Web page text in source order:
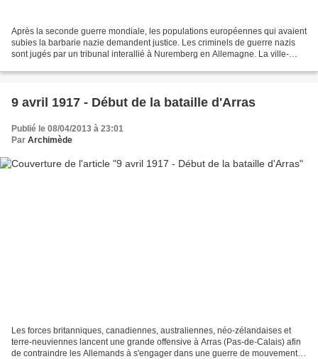
Après la seconde guerre mondiale, les populations européennes qui avaient
subies la barbarie nazie demandent justice. Les criminels de guerre nazis
sont jugés par un tribunal interallié à Nuremberg en Allemagne. La ville-
9 avril 1917 - Début de la bataille d'Arras
Publié le 08/04/2013 à 23:01
Par Archimède
Les forces britanniques, canadiennes, australiennes, néo-zélandaises et
terre-neuviennes lancent une grande offensive à Arras (Pas-de-Calais) afin
de contraindre les Allemands à s'engager dans une guerre de mouvement.